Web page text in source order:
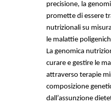
precisione, la
promette di essere
nutrizionali su
le malattie
La genomica
curare e gestire le
attraverso terapie
composizione
dall’assunzione